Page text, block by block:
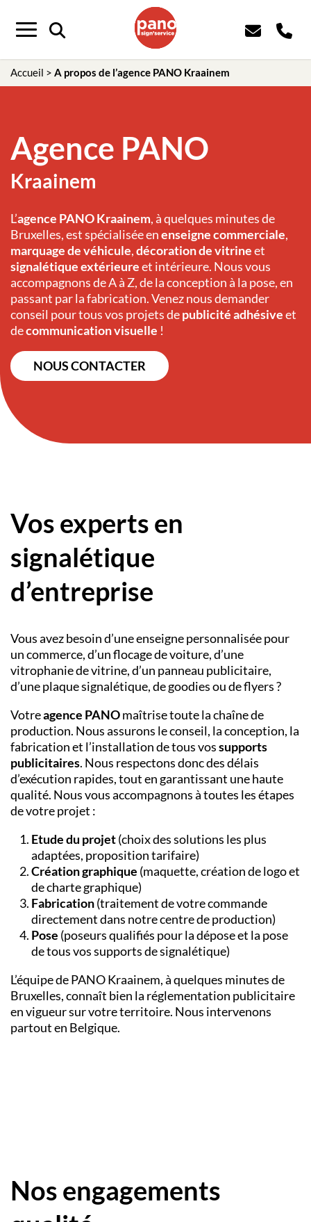
Menu
Accueil > A propos de l’agence PANO Kraainem
Agence PANO
Kraainem
L’agence PANO Kraainem, à quelques minutes de
Bruxelles, est spécialisée enenseigne commerciale,
marquage de véhicule,décoration de vitrineet
signalétique extérieureet intérieure. Nous vous
accompagnons de A à Z, de la conception à la pose, en
passant par la fabrication. Venez nous demander
conseil pour tous vos projets depublicité adhésiveet
decommunication visuelle !
NOUS CONTACTER
Vos experts en
signalétique
d’entreprise
Vous avez besoin d’uneenseigne personnaliséepour
un commerce, d’unflocage de voiture, d’une
vitrophanie de vitrine, d’un panneau publicitaire,
d’uneplaque signalétique, degoodiesou deflyers?
Votreagence PANOmaîtrise toute la chaîne de
production. Nous assurons le conseil, la conception, la
fabrication et l’installation de tous vossupports
publicitaires. Nous respectons donc des délais
d’exécution rapides, tout en garantissant une haute
qualité. Nous vous accompagnons à toutes les étapes
de votre projet :
Etude du projet(choix des solutions les plus
adaptées, proposition tarifaire)
Création graphique (maquette, création de logo et
de charte graphique)
Fabrication(traitement de votre commande
directement dans notre centre de production)
Pose (poseurs qualifiés pour la dépose et la pose
de tous vos supports de signalétique)
L’équipe de PANOKraainem, à quelques minutes de
Bruxelles, connaît bien la réglementation publicitaire
en vigueur sur votre territoire. Nous intervenons
partout en Belgique.
Nos engagements
Panneau de gestion des cookies